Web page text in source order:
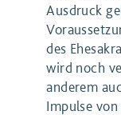
Ausdruck
des
wird noch
anderem
Impulse